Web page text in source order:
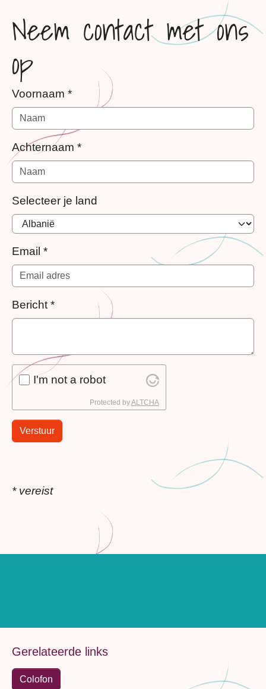
Neem contact met ons
op
Voornaam *
Achternaam *
Selecteer je land
Email *
Bericht *
I'm not a robot
Protected byALTCHA
Verstuur
* vereist
Gerelateerde links
Colofon